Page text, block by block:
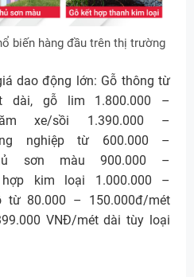
biến hàng đầu trên thị trường
dao động lớn: Gỗ thông từ
dài, gỗ lim 1.800.000 –
xe/sồi 1.390.000 –
nghiệp từ 600.000 –
sơn màu 900.000 –
hợp kim loại 1.000.000 –
từ 80.000 – 150.000đ/mét
VNĐ/mét dài tùy loại